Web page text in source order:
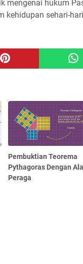
mengenai hukum
kehidupan sehari-
Pembuktian Teorema
Pythagoras Dengan
Peraga